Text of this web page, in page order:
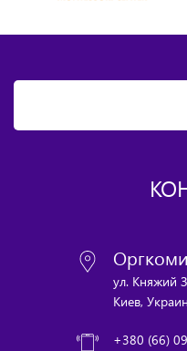
ул. Княжий
Киев,
+380 (66)